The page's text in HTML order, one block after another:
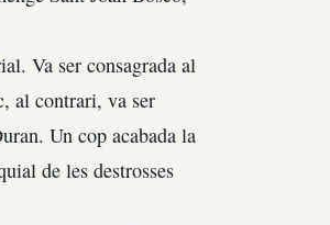
Va ser consagrada al
al contrari, va ser
Un cop acabada la
de les destrosses